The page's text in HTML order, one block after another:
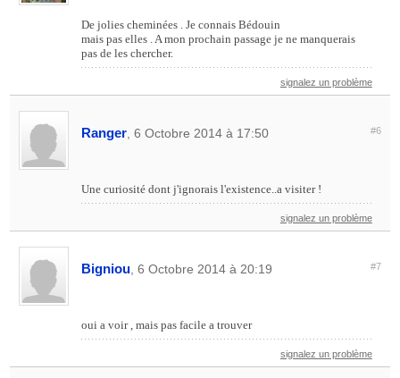
De jolies cheminées . Je connais Bédouin
mais pas elles . A mon prochain passage je ne manquerais
pas de les chercher.
signalez un problème
Ranger , 6 Octobre 2014 à 17:50 #6
Une curiosité dont j'ignorais l'existence..a visiter !
signalez un problème
Bigniou , 6 Octobre 2014 à 20:19 #7
oui a voir , mais pas facile a trouver
signalez un problème